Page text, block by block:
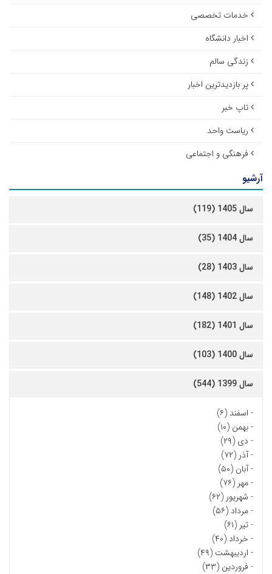
خدمات تخصصی
اخبار دانشگاه
زندگی سالم
پر بازدیدترین اخبار
تاپ خبر
ریاست واحد
فرهنگی و اجتماعی
آرشیو
سال 1405 (119)
سال 1404 (35)
سال 1403 (28)
سال 1402 (148)
سال 1401 (182)
سال 1400 (103)
سال 1399 (544)
- اسفند (۶)
-بهمن (۱۰)
- دی (۲۹)
-آذر (۷۲)
-آبان (۵۰)
-مهر (۷۶)
- شهریور (۶۲)
-مرداد (۵۶)
-تیر (۶۱)
- خرداد (۴۰)
- اردیبهشت (۴۹)
- فروردین (۳۳)